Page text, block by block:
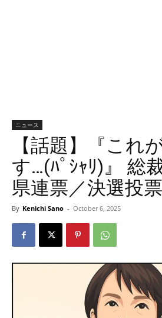
ニュース
【話題】『これ
す…(ﾊﾟｼｬﾘ)』 総
県連票／決選投票
By Kenichi Sano - October 6, 2025